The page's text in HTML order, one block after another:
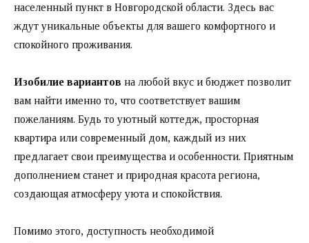
населенный пункт в Новгородской области. Здесь вас
ждут уникальные объекты для вашего комфортного и
спокойного проживания.
Изобилие вариантов на любой вкус и бюджет позволит
вам найти именно то, что соответствует вашим
пожеланиям. Будь то уютный коттедж, просторная
квартира или современный дом, каждый из них
предлагает свои преимущества и особенности. Приятным
дополнением станет и природная красота региона,
создающая атмосферу уюта и спокойствия.
Помимо этого, доступность необходимой